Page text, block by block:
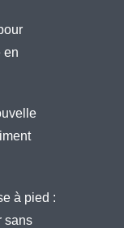
en
à pied :
sans